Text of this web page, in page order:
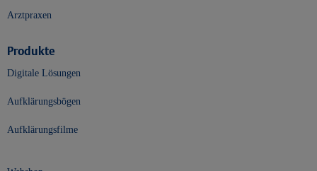
Arztpraxen
Produkte
Digitale Lösungen
Aufklärungsbögen
Aufklärungsfilme